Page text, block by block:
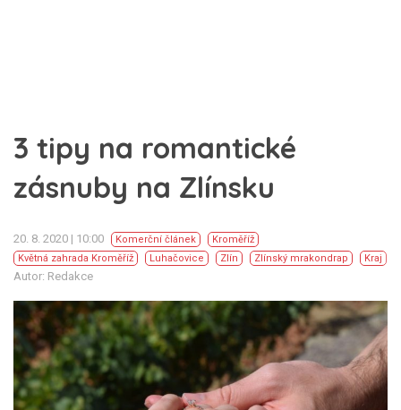
3 tipy na romantické
zásnuby na Zlínsku
20. 8. 2020 | 10:00 Komerční článek
Kroměříž
Květná zahrada Kroměříž
Luhačovice Zlín Zlínský mrakondrap Kraj
Autor: Redakce